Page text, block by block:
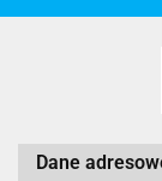
Dane